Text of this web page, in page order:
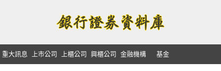
重大訊息 上市公司 上櫃公司 興櫃公司 金融機構 基金